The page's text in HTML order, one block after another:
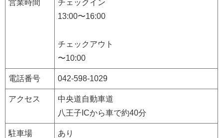
営業時間
チェックイン
13:00〜16:00
チェックアウト
〜10:00
電話番号 042-598-1029
アクセス
中央道自動車道
八王子ICから車で約40分
駐車場 あり